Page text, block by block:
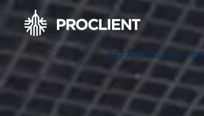
AFFÄRSSYSTEM /